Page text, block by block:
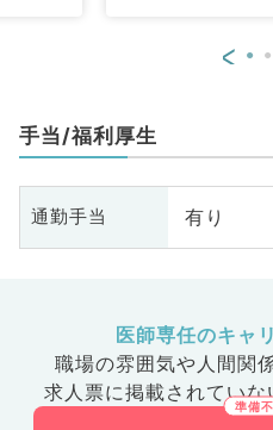
<
手当/福利厚生
通勤手当 有り
医師専任のキャ
職場の雰囲気や人間関係
求人票に掲載されていな